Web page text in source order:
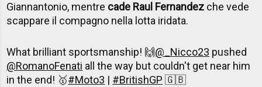
Giannantonio, mentre cade Raul Fernandez che vede
scappare il compagno nella lotta iridata.
What brilliant sportsmanship! 🙌@_Nicco23 pushed
@RomanoFenati all the way but couldn't get near him
in the end! 🥇#Moto3 | #BritishGP 🇬🇧